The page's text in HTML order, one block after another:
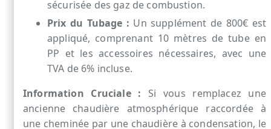
sécurisée des gaz de combustion.
Prix du Tubage : Un supplément de 800€ est
appliqué, comprenant 10 mètres de tube en
PP et les accessoires nécessaires, avec une
TVA de 6% incluse.
Information Cruciale : Si vous remplacez une
ancienne chaudière atmosphérique raccordée à
une cheminée par une chaudière à condensation, le